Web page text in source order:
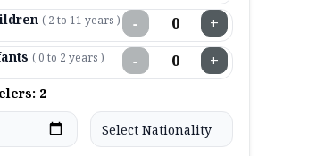
( 2 to 11 years ) − +
( 0 to 2 years ) − +
2